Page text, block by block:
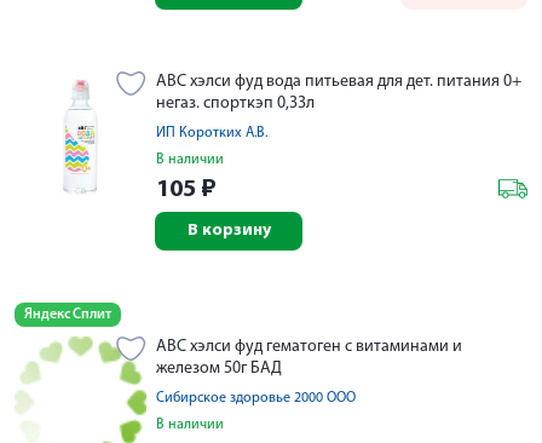
АВС хэлси фуд вода питьевая для дет. питания 0+
негаз. спорткэп 0,33л
ИП Коротких А.В.
В наличии
105 ₽
В корзину
Яндекс Сплит
АВС хэлси фуд гематоген с витаминами и
железом 50г БАД
Сибирское здоровье 2000 ООО
В наличии